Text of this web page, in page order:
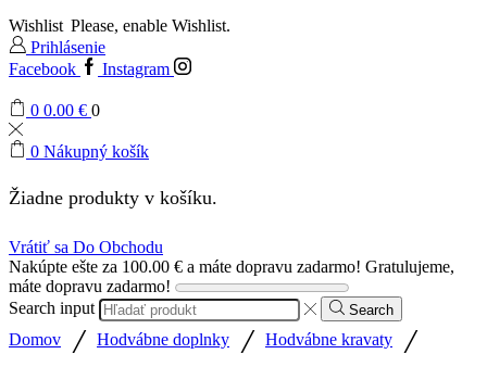
Wishlist Please, enable Wishlist.
Prihlásenie
Facebook
Instagram
0 0.00 € 0
0 Nákupný košík
Žiadne produkty v košíku.
Vrátiť sa Do Obchodu
Nakúpte ešte za 100.00 € a máte dopravu zadarmo! Gratulujeme,
máte dopravu zadarmo!
Search input
Search
Domov / Hodvábne doplnky / Hodvábne kravaty /